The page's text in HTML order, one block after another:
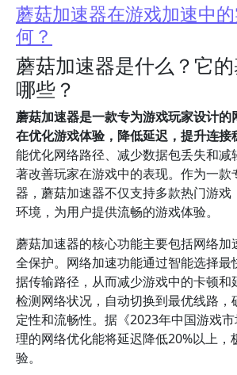
蘑菇加速器在游戏加速中
何？
蘑菇加速器是什么？它
哪些？
蘑菇加速器是一款专为游戏玩家设计的
在优化游戏体验，降低延迟，提升连接
能优化网络路径、减少数据包丢失和减
著改善玩家在游戏中的表现。作为一款
器，蘑菇加速器不仅支持多款热门游戏
环境，为用户提供流畅的游戏体验。
蘑菇加速器的核心功能主要包括网络加
全保护。网络加速功能通过智能选择最
据传输路径，从而减少游戏中的卡顿和
检测网络状况，自动切换到最优线路，
定性和流畅性。据《2023年中国游戏
理的网络优化能将延迟降低20%以上，
验。